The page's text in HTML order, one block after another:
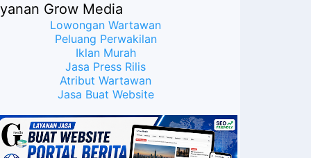
Grow Media
Lowongan Wartawan
Peluang Perwakilan
Iklan Murah
Jasa Press Rilis
Atribut Wartawan
Jasa Buat Website